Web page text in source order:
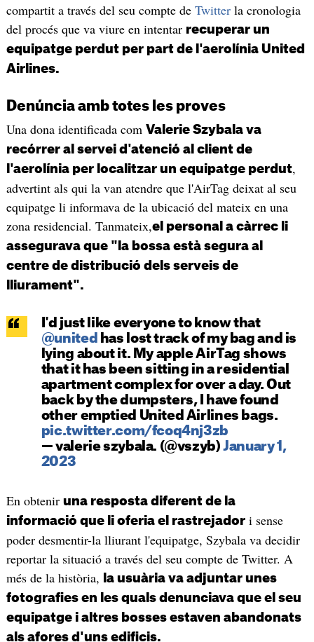
compartit a través del seu compte de Twitterla cronologia
del procés que va viure en intentar recuperar un
equipatge perdut per part de l'aerolínia United
Airlines.
Denúncia amb totes les proves
Una dona identificada com Valerie Szybala va
recórrer al servei d'atenció al client de
l'aerolínia per localitzar un equipatge perdut,
advertint als qui la van atendre que l'AirTag deixat al seu
equipatge li informava de la ubicació del mateix en una
zona residencial. Tanmateix,el personal a càrrec li
assegurava que "la bossa està segura al
centre de distribució dels serveis de
lliurament".
I'd just like everyone to know that
@united
has lost track of my bag and is
lying about it. My apple AirTag shows
that it has been sitting in a residential
apartment complex for over a day. Out
back by the dumpsters, I have found
other emptied United Airlines bags.
pic.twitter.com/fcoq4nj3zb
— valerie szybala. (@vszyb)January 1,
2023
En obtenir una resposta diferent de la
informació que li oferia el rastrejadori sense
poder desmentir-la lliurant l'equipatge, Szybala va decidir
reportar la situació a través del seu compte de Twitter. A
més de la història,
la usuària va adjuntar unes
fotografies en les quals denunciava que el seu
equipatge i altres bosses estaven abandonats
als afores d'uns edificis.